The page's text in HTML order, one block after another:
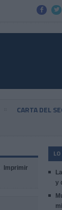
 
CARTA DEL
Imprimir
y